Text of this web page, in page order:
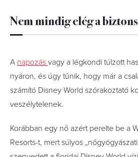
Nem mindig elég a
A napozás vagy a légkondi túlzott
nyáron, és úgy tűnik, hogy már a
számító Disney World szórakoztató
veszélytelenek.
Korábban egy nő azért perelte be a
Resorts-t, mert súlyos